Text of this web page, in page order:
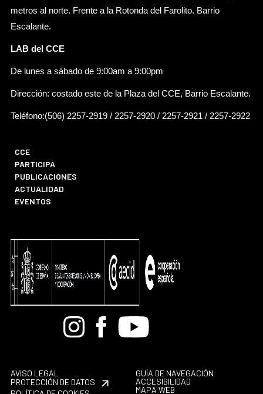
metros al norte. Frente a la Rotonda del Farolito. Barrio
Escalante.
LAB del CCE
De lunes a sábado de 9:00am a 9:00pm
Dirección: costado este de la Plaza del CCE, Barrio Escalante.
Teléfono:(506) 2257-2919 / 2257-2920 / 2257-2921 / 2257-2922
CCE
PARTICIPA
PUBLICACIONES
ACTUALIDAD
EVENTOS
BandcampInstagramFacebook
Youtube
AVISO LEGAL
PROTECCIÓN DE DATOS
GUÍA DE NAVEGACIÓN
ACCESIBILIDAD
MAPA WEB